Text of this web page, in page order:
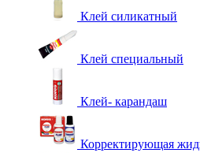
Клей силикатный
Клей специальный
Клей- карандаш
Корректирующая